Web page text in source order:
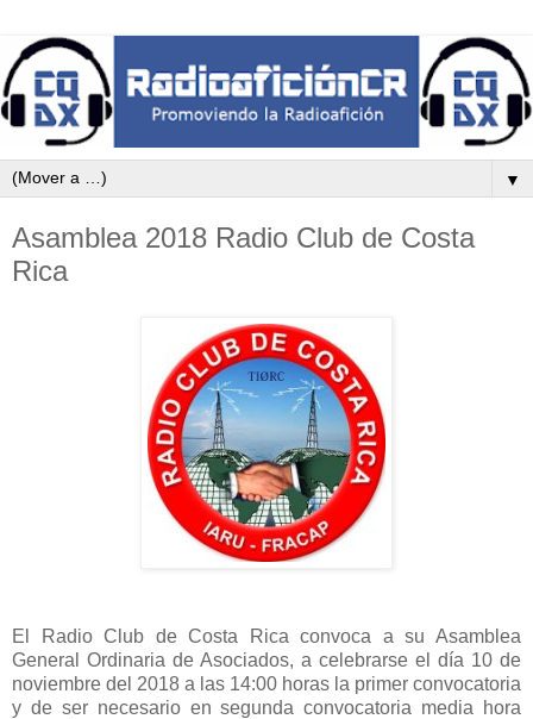
▼
Asamblea 2018 Radio Club de Costa
Rica
El Radio Club de Costa Rica convoca a su Asamblea
General Ordinaria de Asociados, a celebrarse el día 10 de
noviembre del 2018 a las 14:00 horas la primer convocatoria
y de ser necesario en segunda convocatoria media hora